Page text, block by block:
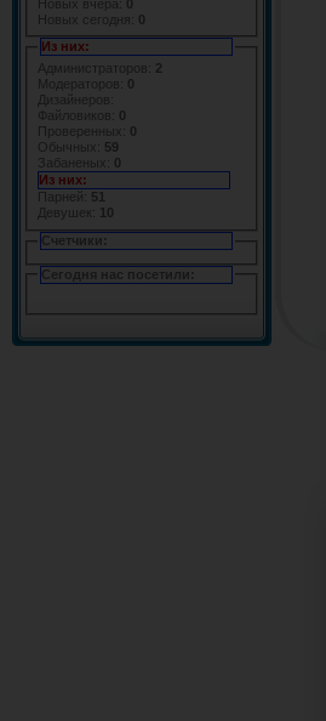
Новых вчера: 0
Новых сегодня: 0
Из них:
Администраторов: 2
Модераторов: 0
Дизайнеров:
Файловиков: 0
Проверенных: 0
Обычных: 59
Забаненых: 0
Из них:
Парней: 51
Девушек:
10
Счетчики:
Сегодня нас посетили: